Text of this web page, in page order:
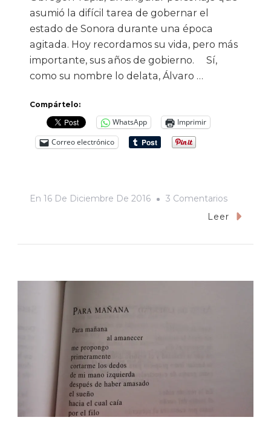
asumió la difícil tarea de gobernar el
estado de Sonora durante una época
agitada. Hoy recordamos su vida, pero más
importante, sus años de gobierno. Sí,
como su nombre lo delata, Álvaro …
Compártelo:
WhatsApp
Imprimir
Correo electrónico
En 16 De Diciembre De 2016 3 ComentariosEn
Álvaro
Leer